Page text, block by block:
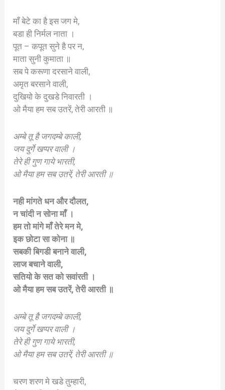
माँ बेटे का है इस जग मे,
बडा ही निर्मल नाता ।
पूत – कपूत सुने है पर न,
माता सुनी कुमाता ॥
सब पे करूणा दरसाने वाली,
अमृत बरसाने वाली,
दुखियो के दुखडे निवारती ।
ओ मैया हम सब उतरें, तेरी आरती ॥
अम्बे तू है जगदम्बे काली,
जय दुर्गे खप्पर वाली ।
तेरे ही गुण गाये भारती,
ओ मैया हम सब उतरें, तेरी आरती ॥
नही मांगते धन और दौलत,
न चांदी न सोना माँ ।
हम तो मांगे माँ तेरे मन मे,
इक छोटा सा कोना ॥
सबकी बिगडी बनाने वाली,
लाज बचाने वाली,
सतियो के सत को सवांरती ।
ओ मैया हम सब उतरें, तेरी आरती ॥
अम्बे तू है जगदम्बे काली,
जय दुर्गे खप्पर वाली ।
तेरे ही गुण गाये भारती,
ओ मैया हम सब उतरें, तेरी आरती ॥
चरण शरण मे खडे तुम्हारी,